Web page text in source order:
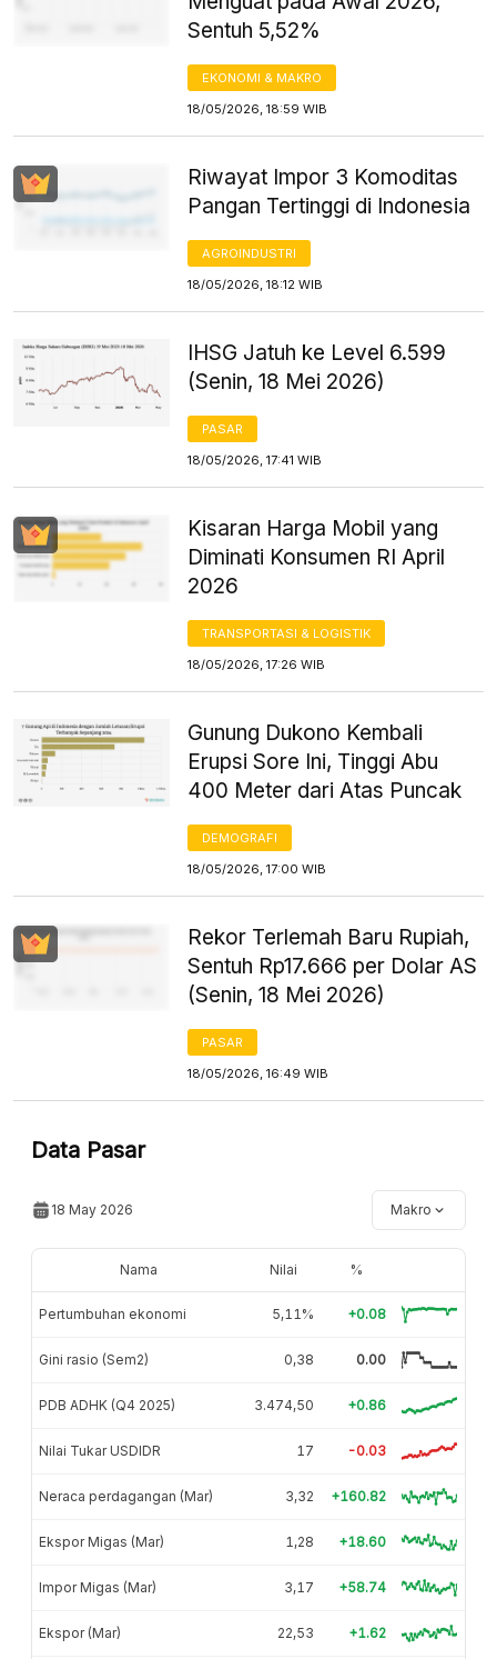
Sentuh 5,52%
EKONOMI & MAKRO
18/05/2026, 18:59 WIB
Riwayat Impor 3 Komoditas
Pangan Tertinggi di Indonesia
AGROINDUSTRI
18/05/2026, 18:12 WIB
IHSG Jatuh ke Level 6.599
(Senin, 18 Mei 2026)
PASAR
18/05/2026, 17:41 WIB
Kisaran Harga Mobil yang
Diminati Konsumen RI April
2026
TRANSPORTASI & LOGISTIK
18/05/2026, 17:26 WIB
Gunung Dukono Kembali
Erupsi Sore Ini, Tinggi Abu
400 Meter dari Atas Puncak
DEMOGRAFI
18/05/2026, 17:00 WIB
Rekor Terlemah Baru Rupiah,
Sentuh Rp17.666 per Dolar AS
(Senin, 18 Mei 2026)
PASAR
18/05/2026, 16:49 WIB
Data Pasar
18 May 2026 Makro
Nama Nilai %
Pertumbuhan ekonomi 5,11% +0.08
Gini rasio (Sem2) 0,38 0.00
PDB ADHK (Q4 2025) 3.474,50 +0.86
Nilai Tukar USDIDR 17 -0.03
Neraca perdagangan (Mar) 3,32 +160.82
Ekspor Migas (Mar) 1,28 +18.60
Impor Migas (Mar) 3,17 +58.74
Ekspor (Mar) 22,53 +1.62